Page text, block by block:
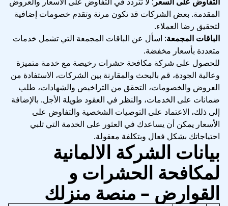
المقدمة. بعض الشركات قد تكون مرنة وتقدم خصومات إضافية
لتحقيق رضا العملاء.
الباقات المجمعة: اسأل عن الباقات المجمعة التي تشمل خدمات
متعددة بأسعار مخفضة.
للحصول على شركة مكافحة حشرات رخيصة مع خدمة متميزة
وعالية الجودة، قم بالبحث والمقارنة بين الشركات، الاستفادة من
العروض والخصومات، التحقق من التراخيص والشهادات، طلب
ضمانات على الخدمات، والنظر في العقود طويلة الأجل. بالإضافة
إلى ذلك، الاعتماد على التوصيات الشخصية والتفاوض على
الأسعار يمكن أن يساعدك في العثور على الخدمة التي تلبي
احتياجاتك بشكل فعال وبتكلفة معقولة.
بيانات الشركة الالمانية
لمكافحة الحشرات و
القوارض – منصة منزلك